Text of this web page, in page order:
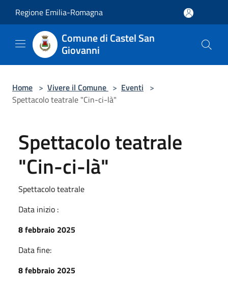
Regione Emilia-Romagna
Comune di Castel San
Giovanni
Home > Vivere il Comune > Eventi >
Spettacolo teatrale "Cin-ci-là"
Spettacolo teatrale
"Cin-ci-là"
Spettacolo teatrale
Data inizio :
8 febbraio 2025
Data fine:
8 febbraio 2025